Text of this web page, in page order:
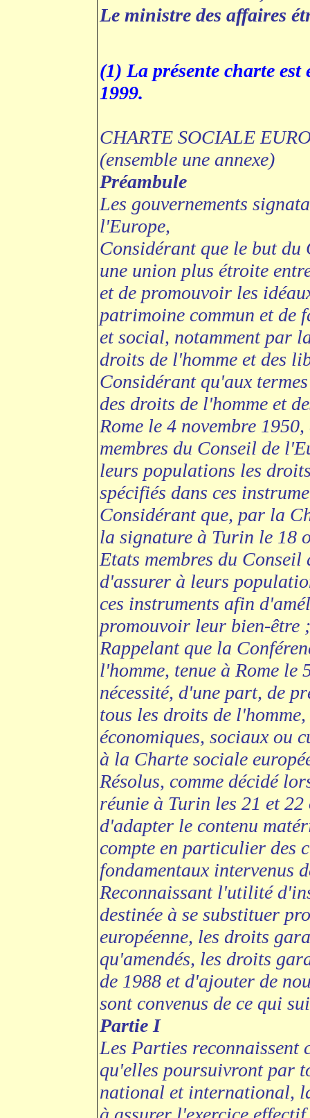
Le ministre des affaires
(1) La présente charte
1999.
CHARTE SOCIALE
(ensemble une annexe)
Préambule
Les gouvernements
l'Europe,
Considérant que le but du
une union plus étroite
et de promouvoir les
patrimoine commun et de
et social, notamment par
droits de l'homme et des
Considérant qu'aux
des droits de l'homme et
Rome le 4 novembre
membres du Conseil de
leurs populations les
spécifiés dans ces
Considérant que, par la
la signature à Turin le 18
Etats membres du
d'assurer à leurs
ces instruments afin
promouvoir leur bien-être ;
Rappelant que la
l'homme, tenue à Rome le
nécessité, d'une part, de
tous les droits de
économiques, sociaux ou
à la Charte sociale
Résolus, comme décidé
réunie à Turin les 21 et
d'adapter le contenu
compte en particulier des
fondamentaux intervenus
Reconnaissant l'utilité
destinée à se substituer
européenne, les droits
qu'amendés, les droits
de 1988 et d'ajouter de
sont convenus de ce qui
Partie I
Les Parties
qu'elles poursuivront par
national et international,